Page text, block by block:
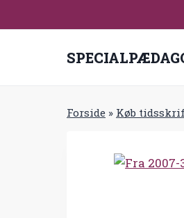
til
Forside » Køb